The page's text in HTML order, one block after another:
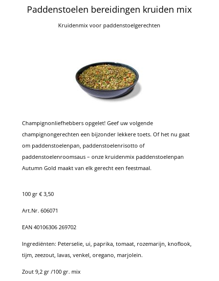
Paddenstoelen bereidingen kruiden mix
Kruidenmix voor paddenstoelgerechten
Champignonliefhebbers opgelet! Geef uw volgende
champignongerechten een bijzonder lekkere toets. Of het nu gaat
om paddenstoelenpan, paddenstoelenrisotto of
paddenstoelenroomsaus – onze kruidenmix paddenstoelenpan
Autumn Gold maakt van elk gerecht een feestmaal.
100 gr € 3,50
Art.Nr. 606071
EAN 40106306 269702
Ingrediënten: Peterselie, ui, paprika, tomaat, rozemarijn, knoflook,
tijm, zeezout, lavas, venkel, oregano, marjolein.
Zout 9,2 gr /100 gr. mix